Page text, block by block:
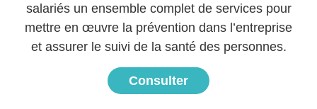
salariés un ensemble complet de services pour
mettre en œuvre la prévention dans l’entreprise
et assurer le suivi de la santé des personnes.
Consulter